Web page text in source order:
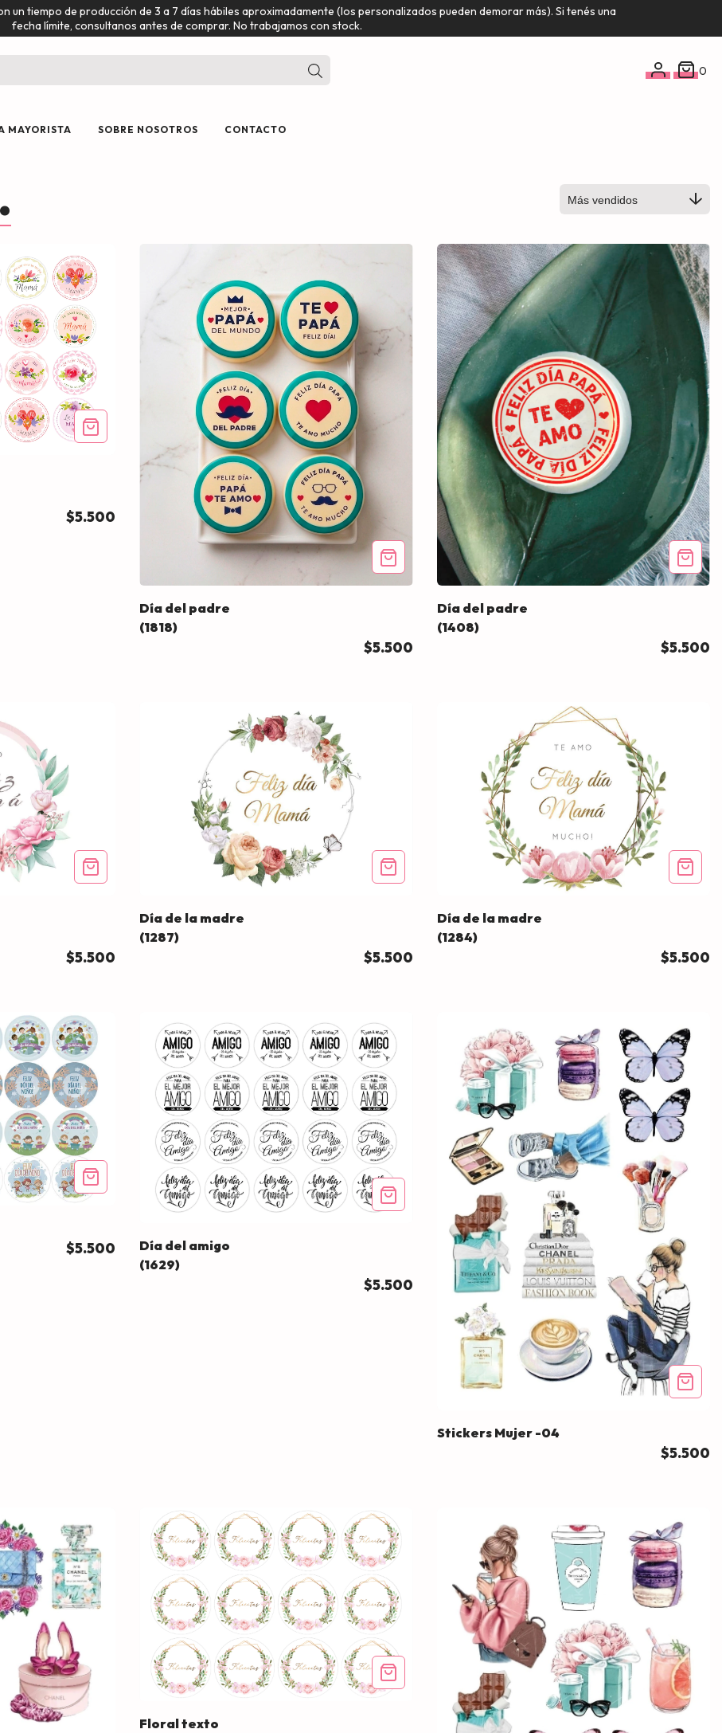
un tiempo de producción de 3 a 7 días hábiles aproximadamente (los personalizados pueden demorar más). Si tenés una
fecha límite, consultanos antes de comprar. No trabajamos con stock.
0
MAYORISTA SOBRE NOSOTROS CONTACTO
$5.500
Día del padre
(1818)
$5.500
Día del padre
(1408)
$5.500
$5.500
Día de la madre
(1287)
$5.500
Día de la madre
(1284)
$5.500
$5.500
Día del amigo
(1629)
$5.500
Stickers Mujer -04
$5.500
Floral texto